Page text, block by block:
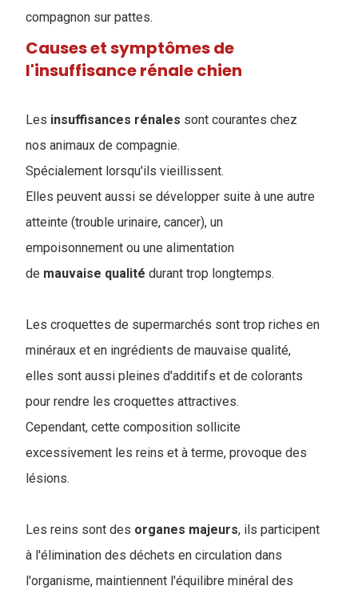
compagnon sur pattes.
Causes et symptômes de
l'insuffisance rénale chien
Les insuffisances rénales sont courantes chez
nos animaux de compagnie.
Spécialement lorsqu'ils vieillissent.
Elles peuvent aussi se développer suite à une autre
atteinte (trouble urinaire, cancer), un
empoisonnement ou une alimentation
de mauvaise qualité durant trop longtemps.
Les croquettes de supermarchés sont trop riches en
minéraux et en ingrédients de mauvaise qualité,
elles sont aussi pleines d'additifs et de colorants
pour rendre les croquettes attractives.
Cependant, cette composition sollicite
excessivement les reins et à terme, provoque des
lésions.
Les reins sont des organes majeurs, ils participent
à l'élimination des déchets en circulation dans
l'organisme, maintiennent l'équilibre minéral des